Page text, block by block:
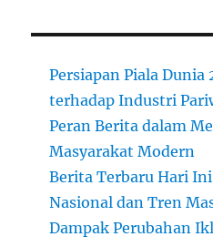
Persiapan Piala
terhadap Industri
Peran Berita dalam
Masyarakat Modern
Berita Terbaru Hari
Nasional dan Tren
Dampak Perubahan